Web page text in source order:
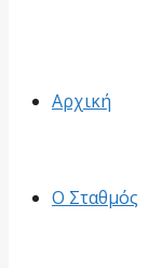
Αρχική
Ο Σταθμός